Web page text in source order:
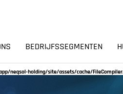
BEDRIJFSSEGMENTEN
neqsol-holding/site/assets/cache/